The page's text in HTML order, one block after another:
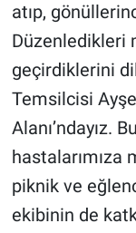
atıp,
Düzenledikleri
geçirdiklerini
Temsilcisi
Alanı’ndayız.
hastalarımıza
piknik ve
ekibinin de